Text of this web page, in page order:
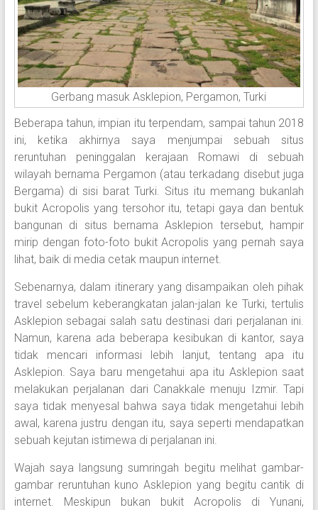
Gerbang masuk Asklepion, Pergamon, Turki
Beberapa tahun, impian itu terpendam, sampai tahun 2018
ini, ketika akhirnya saya menjumpai sebuah situs
reruntuhan peninggalan kerajaan Romawi di sebuah
wilayah bernama Pergamon (atau terkadang disebut juga
Bergama) di sisi barat Turki. Situs itu memang bukanlah
bukit Acropolis yang tersohor itu, tetapi gaya dan bentuk
bangunan di situs bernama Asklepion tersebut, hampir
mirip dengan foto-foto bukit Acropolis yang pernah saya
lihat, baik di media cetak maupun internet.
Sebenarnya, dalam itinerary yang disampaikan oleh pihak
travel sebelum keberangkatan jalan-jalan ke Turki, tertulis
Asklepion sebagai salah satu destinasi dari perjalanan ini.
Namun, karena ada beberapa kesibukan di kantor, saya
tidak mencari informasi lebih lanjut, tentang apa itu
Asklepion. Saya baru mengetahui apa itu Asklepion saat
melakukan perjalanan dari Canakkale menuju Izmir. Tapi
saya tidak menyesal bahwa saya tidak mengetahui lebih
awal, karena justru dengan itu, saya seperti mendapatkan
sebuah kejutan istimewa di perjalanan ini.
Wajah saya langsung sumringah begitu melihat gambar-
gambar reruntuhan kuno Asklepion yang begitu cantik di
internet. Meskipun bukan bukit Acropolis di Yunani,